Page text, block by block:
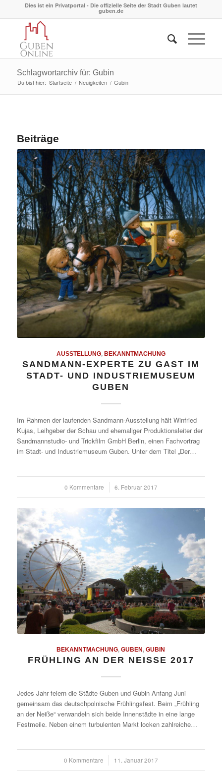
Dies ist ein Privatportal - Die offizielle Seite der Stadt Guben lautet
guben.de
Schlagwortarchiv für: Gubin
Du bist hier: Startseite / Neuigkeiten / Gubin
Beiträge
AUSSTELLUNG, BEKANNTMACHUNG
SANDMANN-EXPERTE ZU GAST IM
STADT- UND INDUSTRIEMUSEUM
GUBEN
Im Rahmen der laufenden Sandmann-Ausstellung hält Winfried
Kujas, Leihgeber der Schau und ehemaliger Produktionsleiter der
Sandmannstudio- und Trickfilm GmbH Berlin, einen Fachvortrag
im Stadt- und Industriemuseum Guben. Unter dem Titel „Der…
0 Kommentare
/ 6. Februar 2017
BEKANNTMACHUNG,GUBEN,GUBIN
FRÜHLING AN DER NEISSE 2017
Jedes Jahr feiern die Städte Guben und Gubin Anfang Juni
gemeinsam das deutschpolnische Frühlingsfest. Beim „Frühling
an der Neiße“ verwandeln sich beide Innenstädte in eine lange
Festmeile. Neben einem turbulenten Markt locken zahlreiche…
0 Kommentare
/ 11. Januar 2017